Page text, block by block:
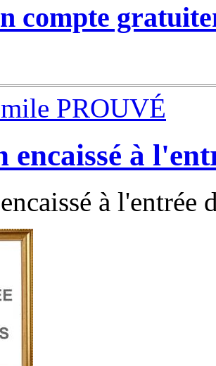
compte
PROUVÉ
encaissé à
à l'entrée